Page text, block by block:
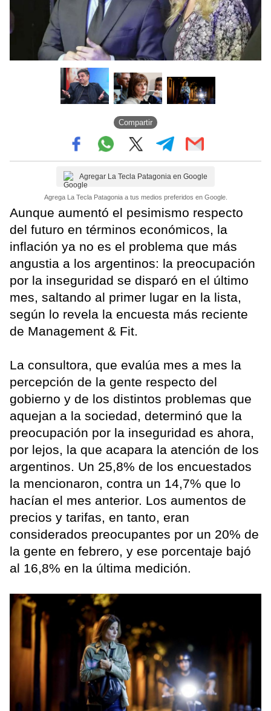
Compartir
Agregar La Tecla Patagonia en Google
Agrega La Tecla Patagonia a tus medios preferidos en Google.
Aunque aumentó el pesimismo respecto
del futuro en términos económicos, la
inflación ya no es el problema que más
angustia a los argentinos: la preocupación
por la inseguridad se disparó en el último
mes, saltando al primer lugar en la lista,
según lo revela la encuesta más reciente
de Management & Fit.
La consultora, que evalúa mes a mes la
percepción de la gente respecto del
gobierno y de los distintos problemas que
aquejan a la sociedad, determinó que la
preocupación por la inseguridad es ahora,
por lejos, la que acapara la atención de los
argentinos. Un 25,8% de los encuestados
la mencionaron, contra un 14,7% que lo
hacían el mes anterior. Los aumentos de
precios y tarifas, en tanto, eran
considerados preocupantes por un 20% de
la gente en febrero, y ese porcentaje bajó
al 16,8% en la última medición.